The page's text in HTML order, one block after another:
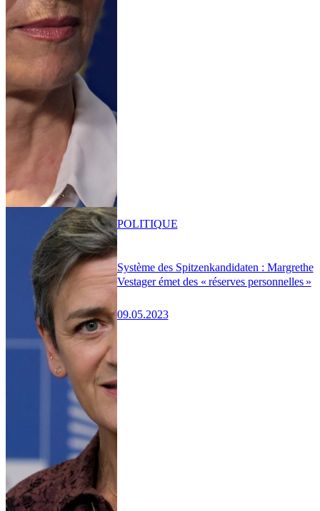
Système des Spitzenkandidaten : Margrethe
Vestager émet des « réserves personnelles »
09.05.2023
POLITIQUE